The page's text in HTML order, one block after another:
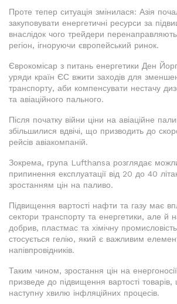
Проте тепер ситуація змінилася: Азія
закуповувати енергетичні ресурси за
внаслідок чого трейдери
регіон, ігноруючи європейський ринок.
Єврокомісар з питань енергетики Ден
уряди країн ЄС вжити заходів для
транспорту, аби компенсувати нестачу
та авіаційного пального.
Після початку війни ціни на авіаційне
збільшилися вдвічі, що призводить до
рейсів авіакомпаній.
Зокрема, група Lufthansa розглядає
припинення експлуатації від 20 до 40
зростанням цін на паливо.
Підвищення вартості нафти та газу має
сектори транспорту та енергетики, але й
добрив, пластмас та хімічну
стосується гелію, який є важливим
напівпровідників.
Таким чином, зростання цін на
призведе до підвищення вартості
наступну хвилю інфляційних процесів.